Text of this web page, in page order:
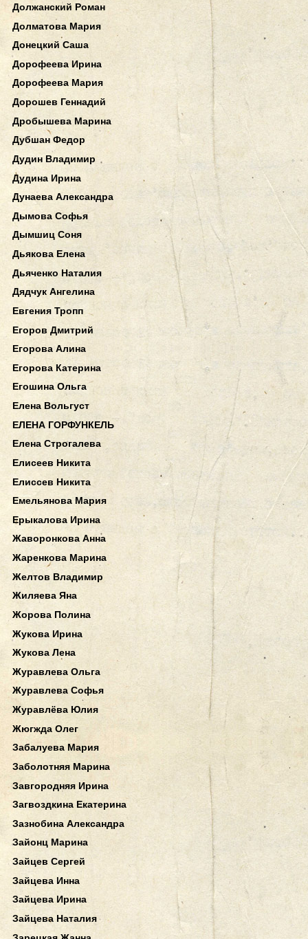
Должанский Роман
Долматова Мария
Донецкий Саша
Дорофеева Ирина
Дорофеева Мария
Дорошев Геннадий
Дробышева Марина
Дубшан Федор
Дудин Владимир
Дудина Ирина
Дунаева Александра
Дымова Софья
Дымшиц Соня
Дьякова Елена
Дьяченко Наталия
Дядчук Ангелина
Евгения Тропп
Егоров Дмитрий
Егорова Алина
Егорова Катерина
Егошина Ольга
Елена Вольгуст
ЕЛЕНА ГОРФУНКЕЛЬ
Елена Строгалева
Елисеев Никита
Елиссев Никита
Емельянова Мария
Ерыкалова Ирина
Жаворонкова Анна
Жаренкова Марина
Желтов Владимир
Жиляева Яна
Жорова Полина
Жукова Ирина
Жукова Лена
Журавлева Ольга
Журавлева Софья
Журавлёва Юлия
Жюгжда Олег
Забалуева Мария
Заболотняя Марина
Завгородняя Ирина
Загвоздкина Екатерина
Зазнобина Александра
Зайонц Марина
Зайцев Сергей
Зайцева Инна
Зайцева Ирина
Зайцева Наталия